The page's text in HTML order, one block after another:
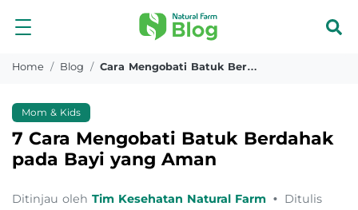
Home Blog Cara Mengobati Batuk Berdahak Pada Bayi
Mom & Kids
7 Cara Mengobati Batuk Berdahak
pada Bayi yang Aman
Ditinjau oleh Tim Kesehatan Natural Farm • Ditulis